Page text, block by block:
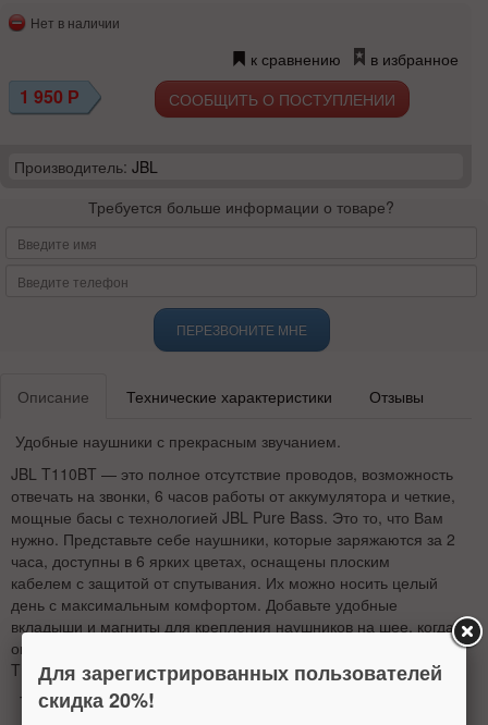
Нет в наличии
к сравнению в избранное
1 950 Р СООБЩИТЬ О ПОСТУПЛЕНИИ
Производитель: JBL
Требуется больше информации о товаре?
ПЕРЕЗВОНИТЕ МНЕ
Описание Технические характеристики Отзывы
Удобные наушники с прекрасным звучанием.
JBL T110BT — это полное отсутствие проводов, возможность
отвечать на звонки, 6 часов работы от аккумулятора и четкие,
мощные басы с технологией JBL Pure Bass. Это то, что Вам
нужно. Представьте себе наушники, которые заряжаются за 2
часа, доступны в 6 ярких цветах, оснащены плоским
кабелем с защитой от спутывания. Их можно носить целый
день с максимальным комфортом. Добавьте удобные
вкладыши и магниты для крепления наушников на шее, когда
они не используются, и Вы поймете, почему наушники
T110BT прекрасно впишутся в Вашу жизнь.
Технические характеристики
Для зарегистрированных пользователей
скидка 20%!